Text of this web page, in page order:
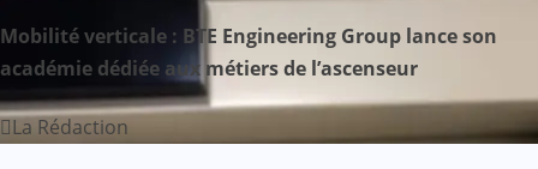
a
r
t
Mobilité verticale : BTE Engineering Group lance son
académie dédiée aux métiers de l’ascenseur
La Rédaction